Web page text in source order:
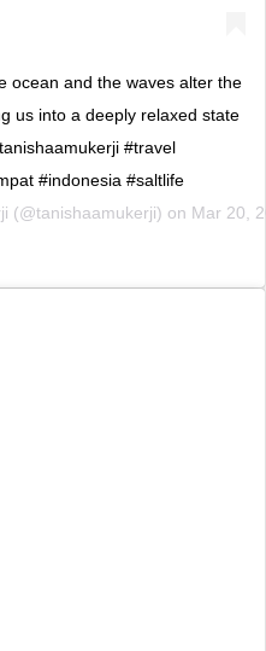
ocean and the waves alter the
us into a deeply relaxed state
#travel
#indonesia #saltlife
(@tanishaamukerji) on Mar 20,